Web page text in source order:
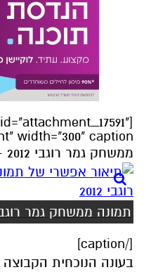
ממשחק גמר רוגבי 2012 - צילום: וקלוב סבטלנה"]
תמונה ממשחק גמר רוגבי
[/caption]
בעונה הנוכחית